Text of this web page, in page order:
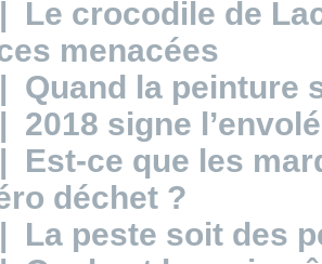
| Le crocodile de
menacées
| Quand la peinture
| 2018 signe
| Est-ce que les
déchet ?
| La peste soit des